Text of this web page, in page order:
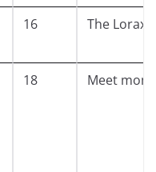
16 The Lorax
18 Meet mom